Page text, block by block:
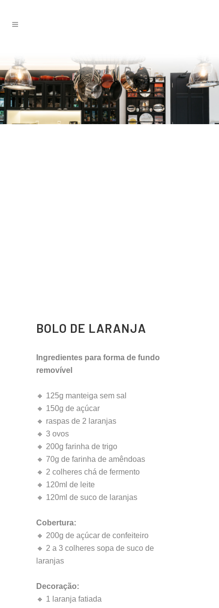
BOLO DE LARANJA
Ingredientes para forma de fundo
removível
🔸 125g manteiga sem sal
🔸 150g de açúcar
🔸 raspas de 2 laranjas
🔸 3 ovos
🔸 200g farinha de trigo
🔸 70g de farinha de amêndoas
🔸 2 colheres chá de fermento
🔸 120ml de leite
🔸 120ml de suco de laranjas
Cobertura:
🔸 200g de açúcar de confeiteiro
🔸 2 a 3 colheres sopa de suco de
laranjas
Decoração:
🔸 1 laranja fatiada